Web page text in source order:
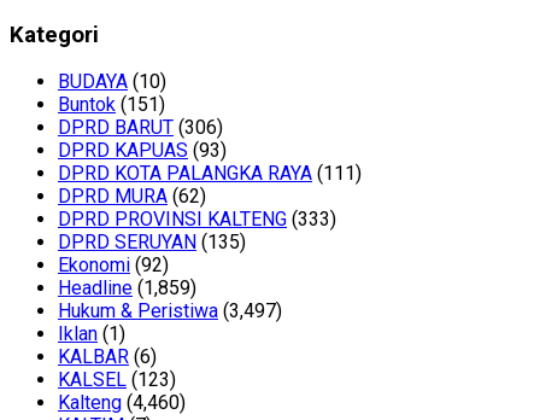
Kategori
BUDAYA (10)
Buntok (151)
DPRD BARUT (306)
DPRD KAPUAS (93)
DPRD KOTA PALANGKA RAYA (111)
DPRD MURA (62)
DPRD PROVINSI KALTENG (333)
DPRD SERUYAN (135)
Ekonomi (92)
Headline (1,859)
Hukum & Peristiwa (3,497)
Iklan (1)
KALBAR (6)
KALSEL (123)
Kalteng (4,460)